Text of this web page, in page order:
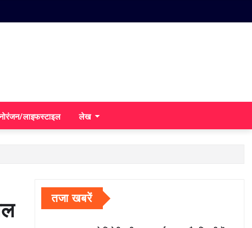
लाइफस्टाइल लेख
तजा खबरें